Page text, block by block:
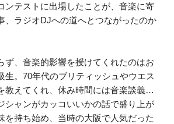
ンテストに出場したことが、音楽に寄
、ラジオDJへの道へとつながったのか
ず、音楽的影響を授けてくれたのはお
生。70年代のブリティッシュやウエス
教えてくれ、休み時間には音楽談義…
シャンがカッコいいかの話で盛り上が
を持ち始め、当時の大阪で人気だった